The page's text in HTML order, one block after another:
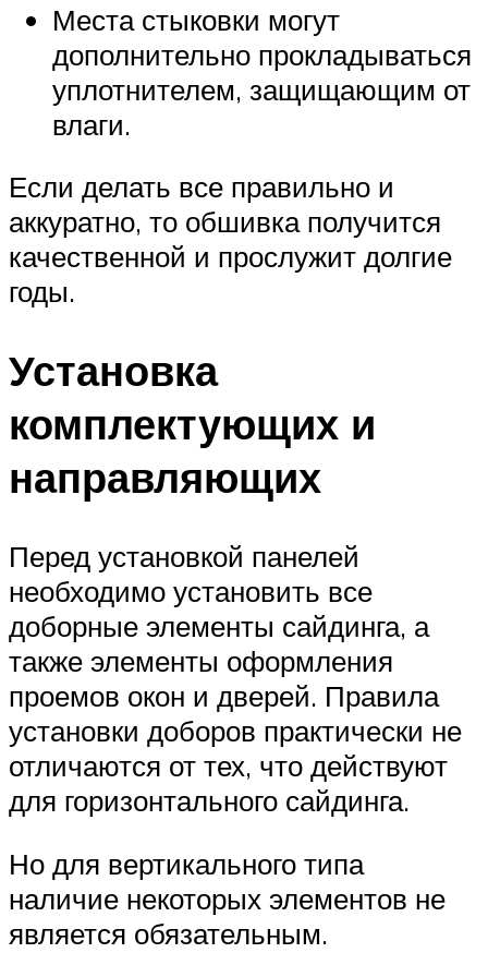
Места стыковки могут
дополнительно прокладываться
уплотнителем, защищающим от
влаги.
Если делать все правильно и
аккуратно, то обшивка получится
качественной и прослужит долгие
годы.
Установка
комплектующих и
направляющих
Перед установкой панелей
необходимо установить все
доборные элементы сайдинга, а
также элементы оформления
проемов окон и дверей. Правила
установки доборов практически не
отличаются от тех, что действуют
для горизонтального сайдинга.
Но для вертикального типа
наличие некоторых элементов не
является обязательным.